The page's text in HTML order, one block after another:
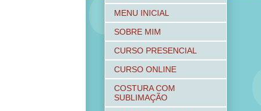
MENU INICIAL
SOBRE MIM
CURSO PRESENCIAL
CURSO ONLINE
COSTURA COM
SUBLIMAÇÃO